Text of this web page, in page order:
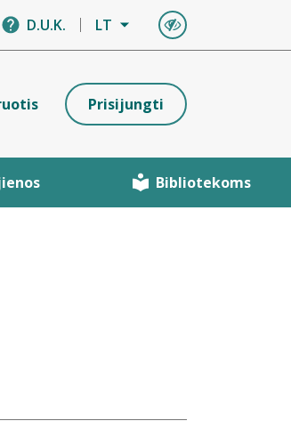
D.U.K. LT
Prisijungti
Bibliotekoms